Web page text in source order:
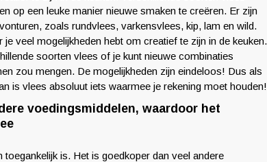
op een leuke manier nieuwe smaken te creëren. Er zijn
zoals rundvlees, varkensvlees, kip, lam en wild.
veel mogelijkheden hebt om creatief te zijn in de keuken.
soorten vlees of je kunt nieuwe combinaties
zou mengen. De mogelijkheden zijn eindeloos! Dus als
is vlees absoluut iets waarmee je rekening moet houden!
voedingsmiddelen, waardoor het
is. Het is goedkoper dan veel andere